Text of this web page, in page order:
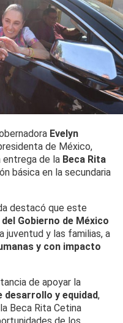
Evelyn
de México,
entrega de la Beca Rita
básica en la secundaria
destacó que este
Gobierno de México
juventud y las familias, a
y con impacto
de apoyar la
desarrollo y equidad,
Beca Rita Cetina